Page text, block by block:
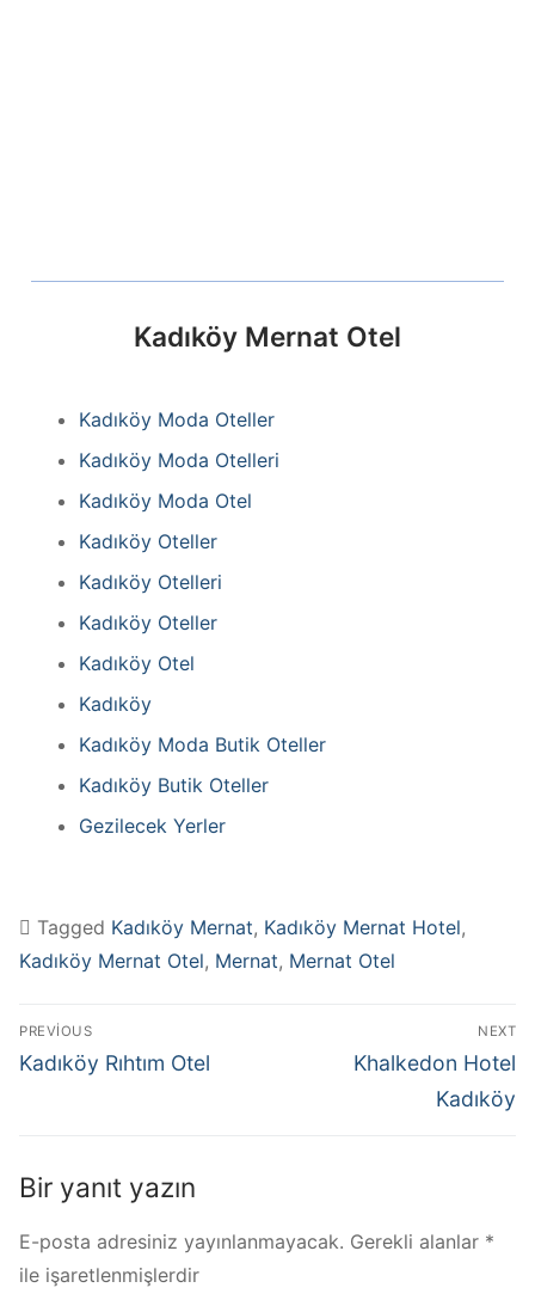
Kadıköy Mernat Otel
Kadıköy Moda Oteller
Kadıköy Moda Otelleri
Kadıköy Moda Otel
Kadıköy Oteller
Kadıköy Otelleri
Kadıköy Oteller
Kadıköy Otel
Kadıköy
Kadıköy Moda Butik Oteller
Kadıköy Butik Oteller
Gezilecek Yerler
Tagged Kadıköy Mernat, Kadıköy Mernat Hotel,
Kadıköy Mernat Otel, Mernat, Mernat Otel
PREVIOUS
Kadıköy Rıhtım Otel
NEXT
Khalkedon Hotel
Kadıköy
Bir yanıt yazın
E-posta adresiniz yayınlanmayacak. Gerekli alanlar *
ile işaretlenmişlerdir